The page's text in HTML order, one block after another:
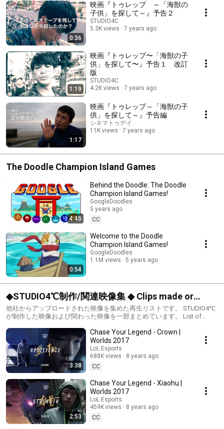
0:36
映画『トゥレップ ～「海獣の
子供」を探して～』予告２
STUDIO4C
5.3K views
7 years ago
1:19
映画『トゥレップ〜「海獣の子
供」を探して〜』予告１ 改訂
版
STUDIO4C
4.2K views
7 years ago
1:17
映画『トゥレップ～「海獣の子
供」を探して～』予告編
シネマトゥデイ
11K views
7 years ago
The Doodle Champion Island Games
4:45
Behind the Doodle: The Doodle
Champion Island Games!
GoogleDoodles
5 years ago
CC
0:54
Welcome to the Doodle
Champion Island Games!
GoogleDoodles
1.1M views
5 years ago
◆STUDIO4℃制作/関連映像集 ◆ Clips made or
taken part by STUDIO4C.
他社からアップロードされた映像を集めた再生リストです。 STUDIO4℃
が制作した映像および関わった映像を一部まとめています。 List of
or taken part by STUDIO4C.
3:38
Chase Your Legend - Crown |
Worlds 2017
LoL Esports
688K views
8 years ago
CC
2:53
Chase Your Legend - Xiaohu |
Worlds 2017
LoL Esports
459K views
8 years ago
CC